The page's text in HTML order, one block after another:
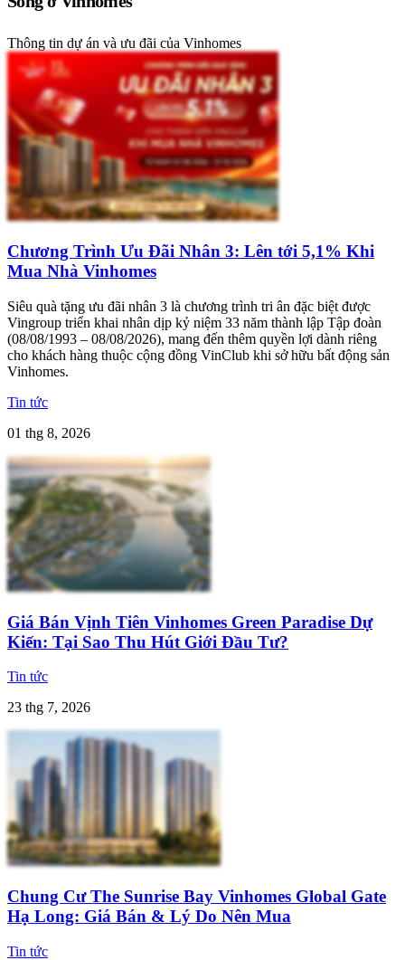
Thông tin dự án và ưu đãi của Vinhomes
Chương Trình Ưu Đãi Nhân 3: Lên tới 5,1% Khi
Mua Nhà Vinhomes
Siêu quà tặng ưu đãi nhân 3 là chương trình tri ân đặc biệt được
Vingroup triển khai nhân dịp kỷ niệm 33 năm thành lập Tập đoàn
(08/08/1993 – 08/08/2026), mang đến thêm quyền lợi dành riêng
cho khách hàng thuộc cộng đồng VinClub khi sở hữu bất động sản
Vinhomes.
Tin tức
01 thg 8, 2026
Giá Bán Vịnh Tiên Vinhomes Green Paradise Dự
Kiến: Tại Sao Thu Hút Giới Đầu Tư?
Tin tức
23 thg 7, 2026
Chung Cư The Sunrise Bay Vinhomes Global Gate
Hạ Long: Giá Bán & Lý Do Nên Mua
Tin tức